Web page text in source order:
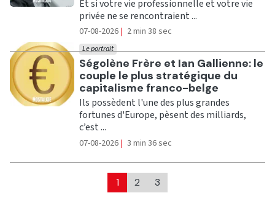
Et si votre vie professionnelle et votre vie
privée ne se rencontraient ...
07-08-2026 | 2 min 38 sec
Ecouter
Ségolène Frère et Ian Gallienne: le
couple le plus stratégique du
capitalisme franco-belge
Le portrait
Ils possèdent l'une des plus grandes
fortunes d'Europe, pèsent des milliards,
c’est ...
07-08-2026 | 3 min 36 sec
1 2 3